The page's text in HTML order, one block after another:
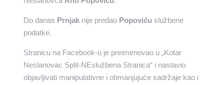
Do danas Prnjaknije predao Popoviću službene
podatke.
Stranicu na Facebook-u je preimenovao u „Kotar
Neslanovac Split-NEslužbena Stranica“ i nastavio
objavljivati manipulativne i obmanjujuće sadržaje kao i